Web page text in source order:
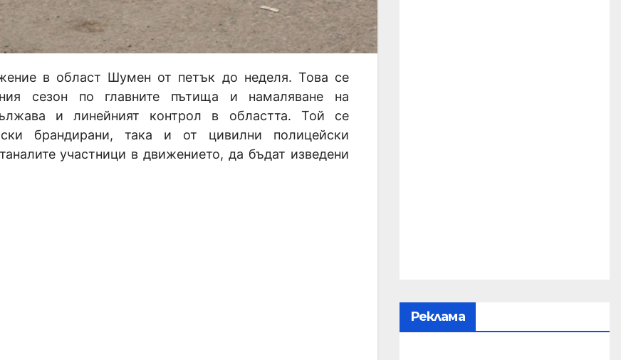
в област Шумен от петък до неделя. Това се
сезон по главните пътища и намаляване на
и линейният контрол в областта. Той се
брандирани, така и от цивилни полицейски
участници в движението, да бъдат изведени
Реклама